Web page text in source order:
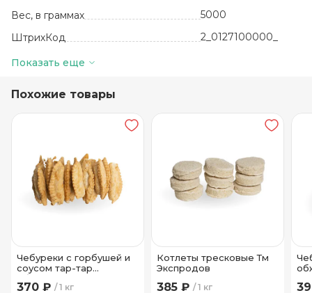
Вес, в граммах
5000
ШтрихКод
2_0127100000_
Базовая единица
Жиры, в граммах (на 100 г)
Углеводы, в граммах (на 100г)
16
Вид упаковки
Целлофан
Показать еще
Похожие товары
Чебуреки с горбушей и
соусом тар-тар
обжаренные во
фритюре Тм Экспродов
1 кг
370 ₽
Котлеты тресковые Тм
Экспродов
1 кг
385 ₽